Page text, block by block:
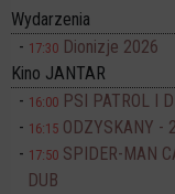
Wydarzenia
17:30 Dionizje 2026
Kino JANTAR
16:00 PSI PATROL I
16:15 ODZYSKANY -
17:50 SPIDER-MAN
DUB